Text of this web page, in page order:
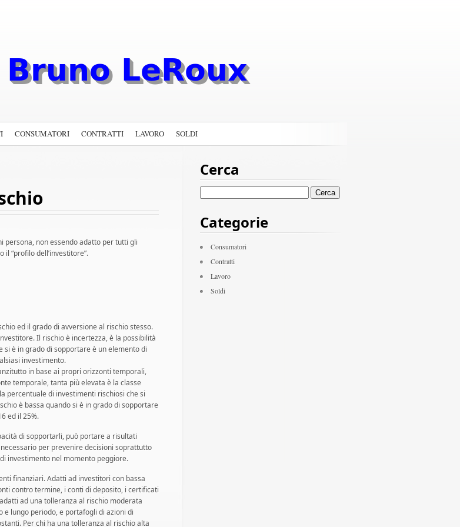
CONSUMATORI CONTRATTI LAVORO SOLDI
persona, non essendo adatto per tutti gli
“profilo dell’investitore”.
ed il grado di avversione al rischio stesso.
Il rischio è incertezza, è la possibilità
si è in grado di sopportare è un elemento di
investimento.
in base ai propri orizzonti temporali,
temporale, tanta più elevata è la classe
percentuale di investimenti rischiosi che si
è bassa quando si è in grado di sopportare
ed il 25%.
di sopportarli, può portare a risultati
per prevenire decisioni soprattutto
investimento nel momento peggiore.
finanziari. Adatti ad investitori con bassa
contro termine, i conti di deposito, i certificati
ad una tolleranza al rischio moderata
lungo periodo, e portafogli di azioni di
Per chi ha una tolleranza al rischio alta
Cerca
Categorie
Consumatori
Contratti
Lavoro
Soldi